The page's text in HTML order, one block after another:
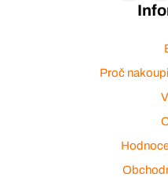
Proč